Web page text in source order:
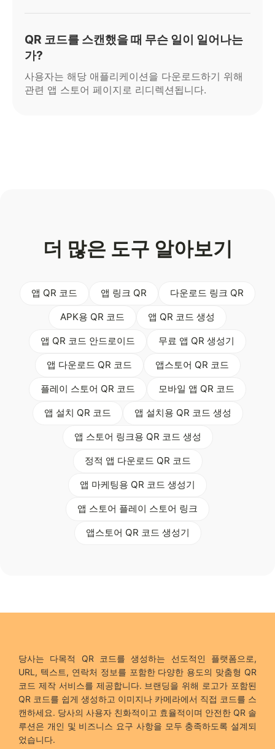
QR 코드를 스캔했을 때 무슨 일이 일어나는
가?
사용자는 해당 애플리케이션을 다운로드하기 위해
관련 앱 스토어 페이지로 리디렉션됩니다.
더 많은 도구 알아보기
앱 QR 코드 앱 링크 QR 다운로드 링크 QR
APK용 QR 코드 앱 QR 코드 생성
앱 QR 코드 안드로이드 무료 앱 QR 생성기
앱 다운로드 QR 코드 앱스토어 QR 코드
플레이 스토어 QR 코드 모바일 앱 QR 코드
앱 설치 QR 코드 앱 설치용 QR 코드 생성
앱 스토어 링크용 QR 코드 생성
정적 앱 다운로드 QR 코드
앱 마케팅용 QR 코드 생성기
앱 스토어 플레이 스토어 링크
앱스토어 QR 코드 생성기
당사는 다목적 QR 코드를 생성하는 선도적인 플랫폼으로,
URL, 텍스트, 연락처 정보를 포함한 다양한 용도의 맞춤형 QR
코드 제작 서비스를 제공합니다. 브랜딩을 위해 로고가 포함된
QR 코드를 쉽게 생성하고 이미지나 카메라에서 직접 코드를 스
캔하세요. 당사의 사용자 친화적이고 효율적이며 안전한 QR 솔
루션은 개인 및 비즈니스 요구 사항을 모두 충족하도록 설계되
었습니다.